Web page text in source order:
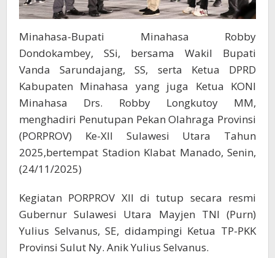
Minahasa-Bupati Minahasa Robby
Dondokambey, SSi, bersama Wakil Bupati
Vanda Sarundajang, SS, serta Ketua DPRD
Kabupaten Minahasa yang juga Ketua KONI
Minahasa Drs. Robby Longkutoy MM,
menghadiri Penutupan Pekan Olahraga Provinsi
(PORPROV) Ke-XII Sulawesi Utara Tahun
2025,bertempat Stadion Klabat Manado, Senin,
(24/11/2025)
Kegiatan PORPROV XII di tutup secara resmi
Gubernur Sulawesi Utara Mayjen TNI (Purn)
Yulius Selvanus, SE, didampingi Ketua TP-PKK
Provinsi Sulut Ny. Anik Yulius Selvanus.